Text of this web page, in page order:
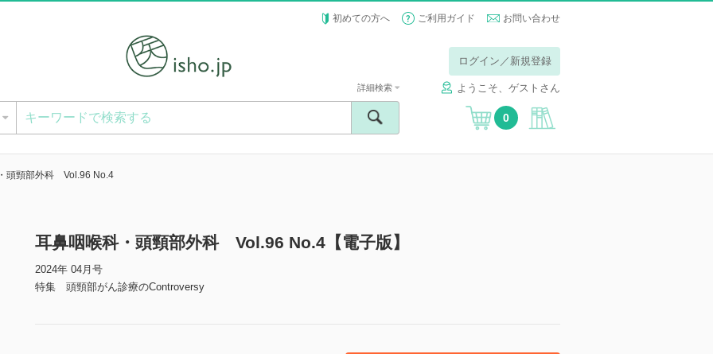
初めての方へ ご利用ガイド お問い合わせ
ログイン／新規登録
ようこそ、ゲストさん
詳細検索
0
頭頸部外科 Vol.96 No.4
耳鼻咽喉科・頭頸部外科 Vol.96 No.4【電子版】
2024年 04月号
特集 頭頸部がん診療のControversy